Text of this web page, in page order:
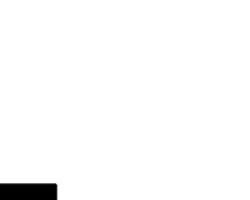
בין היתר
במקום בשבוע
למקום נפרסו
חיץ פיזי בין